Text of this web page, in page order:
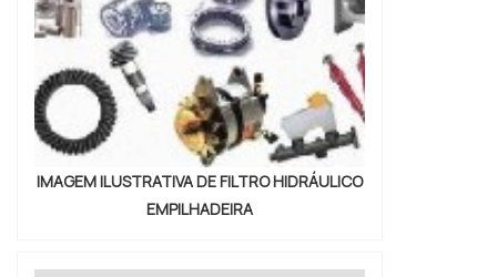
IMAGEM ILUSTRATIVA DE FILTRO HIDRÁULICO
EMPILHADEIRA